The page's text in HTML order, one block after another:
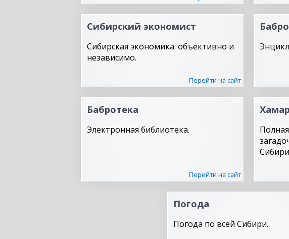
Сибирский экономист
Сибирская экономика: объективно и
независимо.
Перейти на сайт
Бабротека
Электронная библиотека.
Перейти на сайт
Хамар
Погода
Погода по всей Сибири.